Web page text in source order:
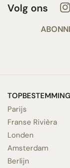
Volg ons
Parijs
Franse Rivièra
Londen
Amsterdam
Berlijn